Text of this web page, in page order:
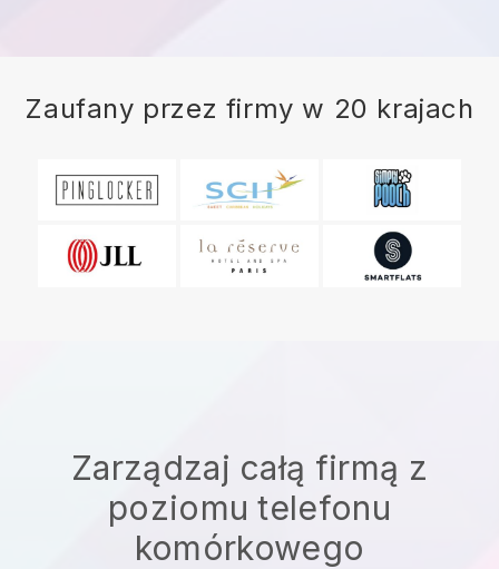
Zaufany przez firmy w 20 krajach
Zarządzaj całą firmą z
poziomu telefonu
komórkowego